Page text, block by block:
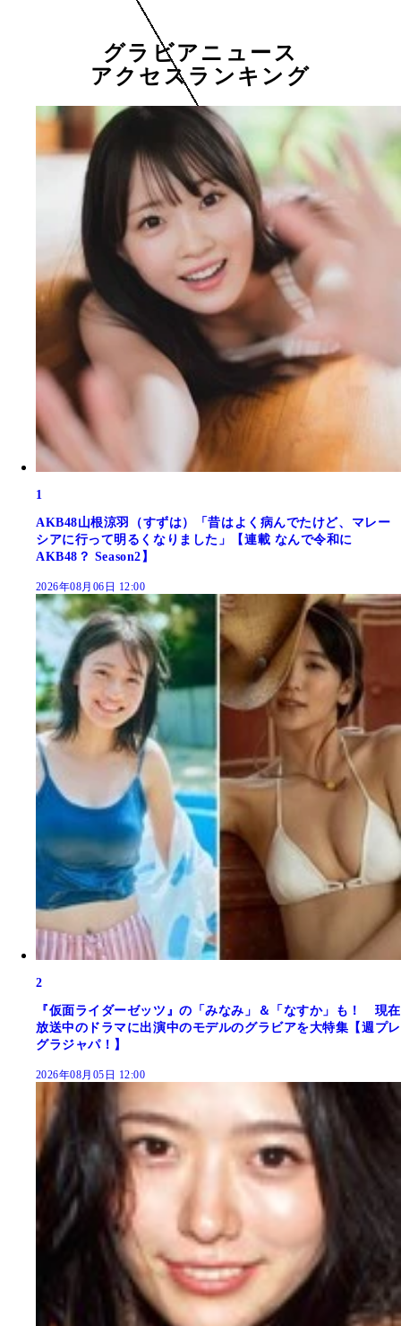
グラビアニュース
アクセスランキング
1
AKB48山根涼羽（すずは）「昔はよく病んでたけど、マレー
シアに行って明るくなりました」【連載 なんで令和に
AKB48？ Season2】
2026年08月06日 12:00
2
『仮面ライダーゼッツ』の「みなみ」＆「なすか」も！ 現在
放送中のドラマに出演中のモデルのグラビアを大特集【週プレ
グラジャパ！】
2026年08月05日 12:00